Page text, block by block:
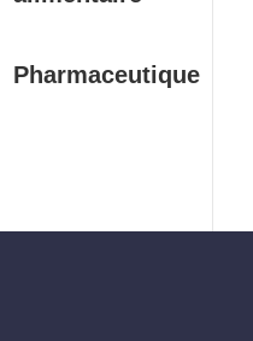
Pharmaceutique